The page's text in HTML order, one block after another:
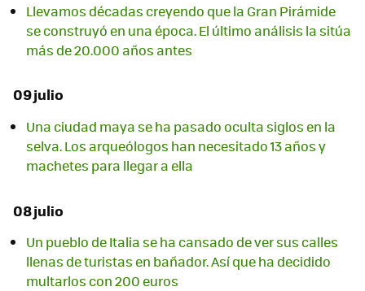
Llevamos décadas creyendo que la Gran Pirámide
se construyó en una época. El último análisis la sitúa
más de 20.000 años antes
09 julio
Una ciudad maya se ha pasado oculta siglos en la
selva. Los arqueólogos han necesitado 13 años y
machetes para llegar a ella
08 julio
Un pueblo de Italia se ha cansado de ver sus calles
llenas de turistas en bañador. Así que ha decidido
multarlos con 200 euros